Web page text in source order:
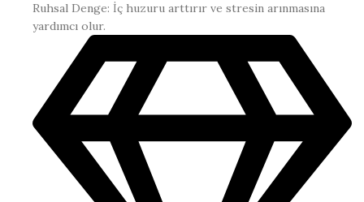
Ruhsal Denge: İç huzuru arttırır ve stresin arınmasına
yardımcı olur.